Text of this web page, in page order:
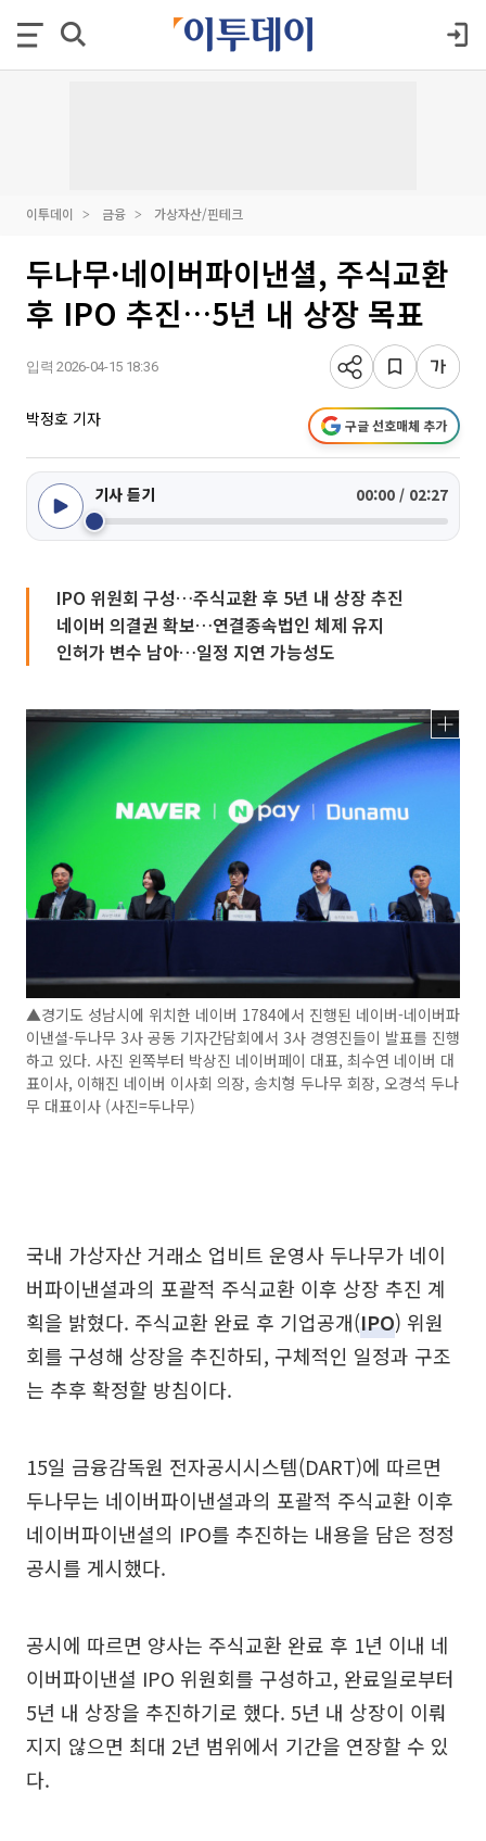
이투데이 금융 가상자산/핀테크
두나무·네이버파이낸셜, 주식교환
후 IPO 추진…5년 내 상장 목표
입력 2026-04-15 18:36
박정호 기자 구글 선호매체 추가
기사 듣기 00:00 / 02:27
IPO 위원회 구성…주식교환 후 5년 내 상장 추진
네이버 의결권 확보…연결종속법인 체제 유지
인허가 변수 남아…일정 지연 가능성도
▲경기도 성남시에 위치한 네이버 1784에서 진행된 네이버-네이버파
이낸셜-두나무 3사 공동 기자간담회에서 3사 경영진들이 발표를 진행
하고 있다. 사진 왼쪽부터 박상진 네이버페이 대표, 최수연 네이버 대
표이사, 이해진 네이버 이사회 의장, 송치형 두나무 회장, 오경석 두나
무 대표이사 (사진=두나무)
국내 가상자산 거래소 업비트 운영사 두나무가 네이
버파이낸셜과의 포괄적 주식교환 이후 상장 추진 계
획을 밝혔다. 주식교환 완료 후 기업공개(IPO) 위원
회를 구성해 상장을 추진하되, 구체적인 일정과 구조
는 추후 확정할 방침이다.
15일 금융감독원 전자공시시스템(DART)에 따르면
두나무는 네이버파이낸셜과의 포괄적 주식교환 이후
네이버파이낸셜의 IPO를 추진하는 내용을 담은 정정
공시를 게시했다.
공시에 따르면 양사는 주식교환 완료 후 1년 이내 네
이버파이낸셜 IPO 위원회를 구성하고, 완료일로부터
5년 내 상장을 추진하기로 했다. 5년 내 상장이 이뤄
지지 않으면 최대 2년 범위에서 기간을 연장할 수 있
다.